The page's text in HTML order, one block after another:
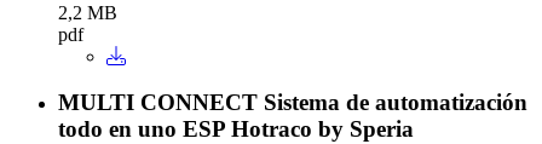
2,2 MB
pdf
MULTI CONNECT Sistema de automatización
todo en uno ESP Hotraco by Speria